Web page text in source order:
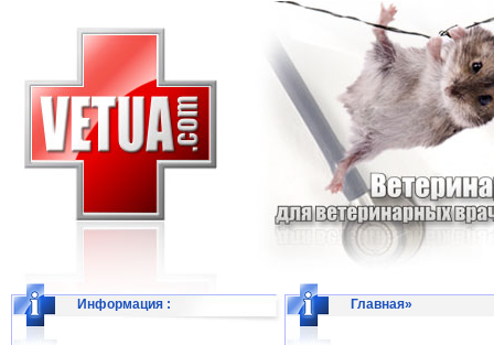
Информация : Главная»